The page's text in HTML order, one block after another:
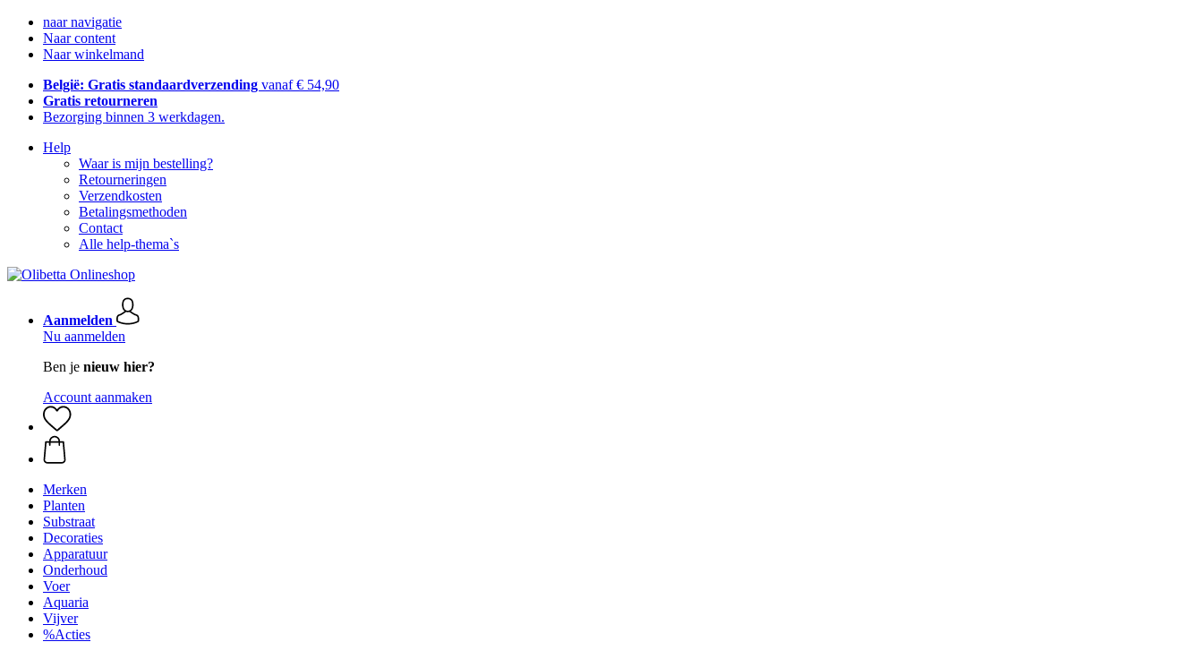
naar navigatie
Naar content
Naar winkelmand
België: Gratis standaardverzending vanaf € 54,90
Gratis retourneren
Bezorging binnen 3 werkdagen.
Help
Waar is mijn bestelling?
Retourneringen
Verzendkosten
Betalingsmethoden
Contact
Alle help-thema`s
Aanmelden
Nu aanmelden
Ben je nieuw hier?
Account aanmaken
Merken
Planten
Substraat
Decoraties
Apparatuur
Onderhoud
Voer
Aquaria
Vijver
%Acties